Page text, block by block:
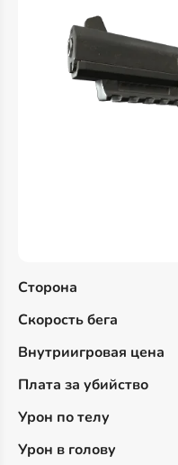
Сторона
Скорость бега
Внутриигровая цена
Плата за убийство
Урон по телу
Урон в голову